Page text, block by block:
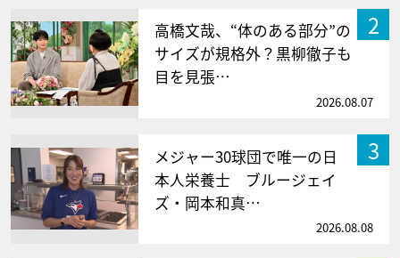
2
高橋文哉、“体のある部分”の
サイズが規格外？黒柳徹子も
目を見張…
2026.08.07
3
メジャー30球団で唯一の日
本人栄養士 ブルージェイ
ズ・岡本和真…
2026.08.08